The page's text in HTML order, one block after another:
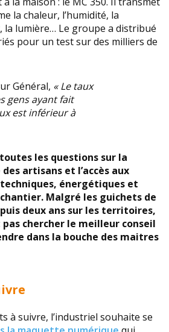
la chaleur, l’humidité, la
lumière… Le groupe a distribué
pour un test sur des milliers de
Général, « Le taux
gens ayant fait
est inférieur à
les questions sur la
artisans et l’accès aux
énergétiques et
Malgré les guichets de
deux ans sur les territoires,
chercher le meilleur conseil
dans la bouche des maitres
à suivre, l’industriel souhaite se